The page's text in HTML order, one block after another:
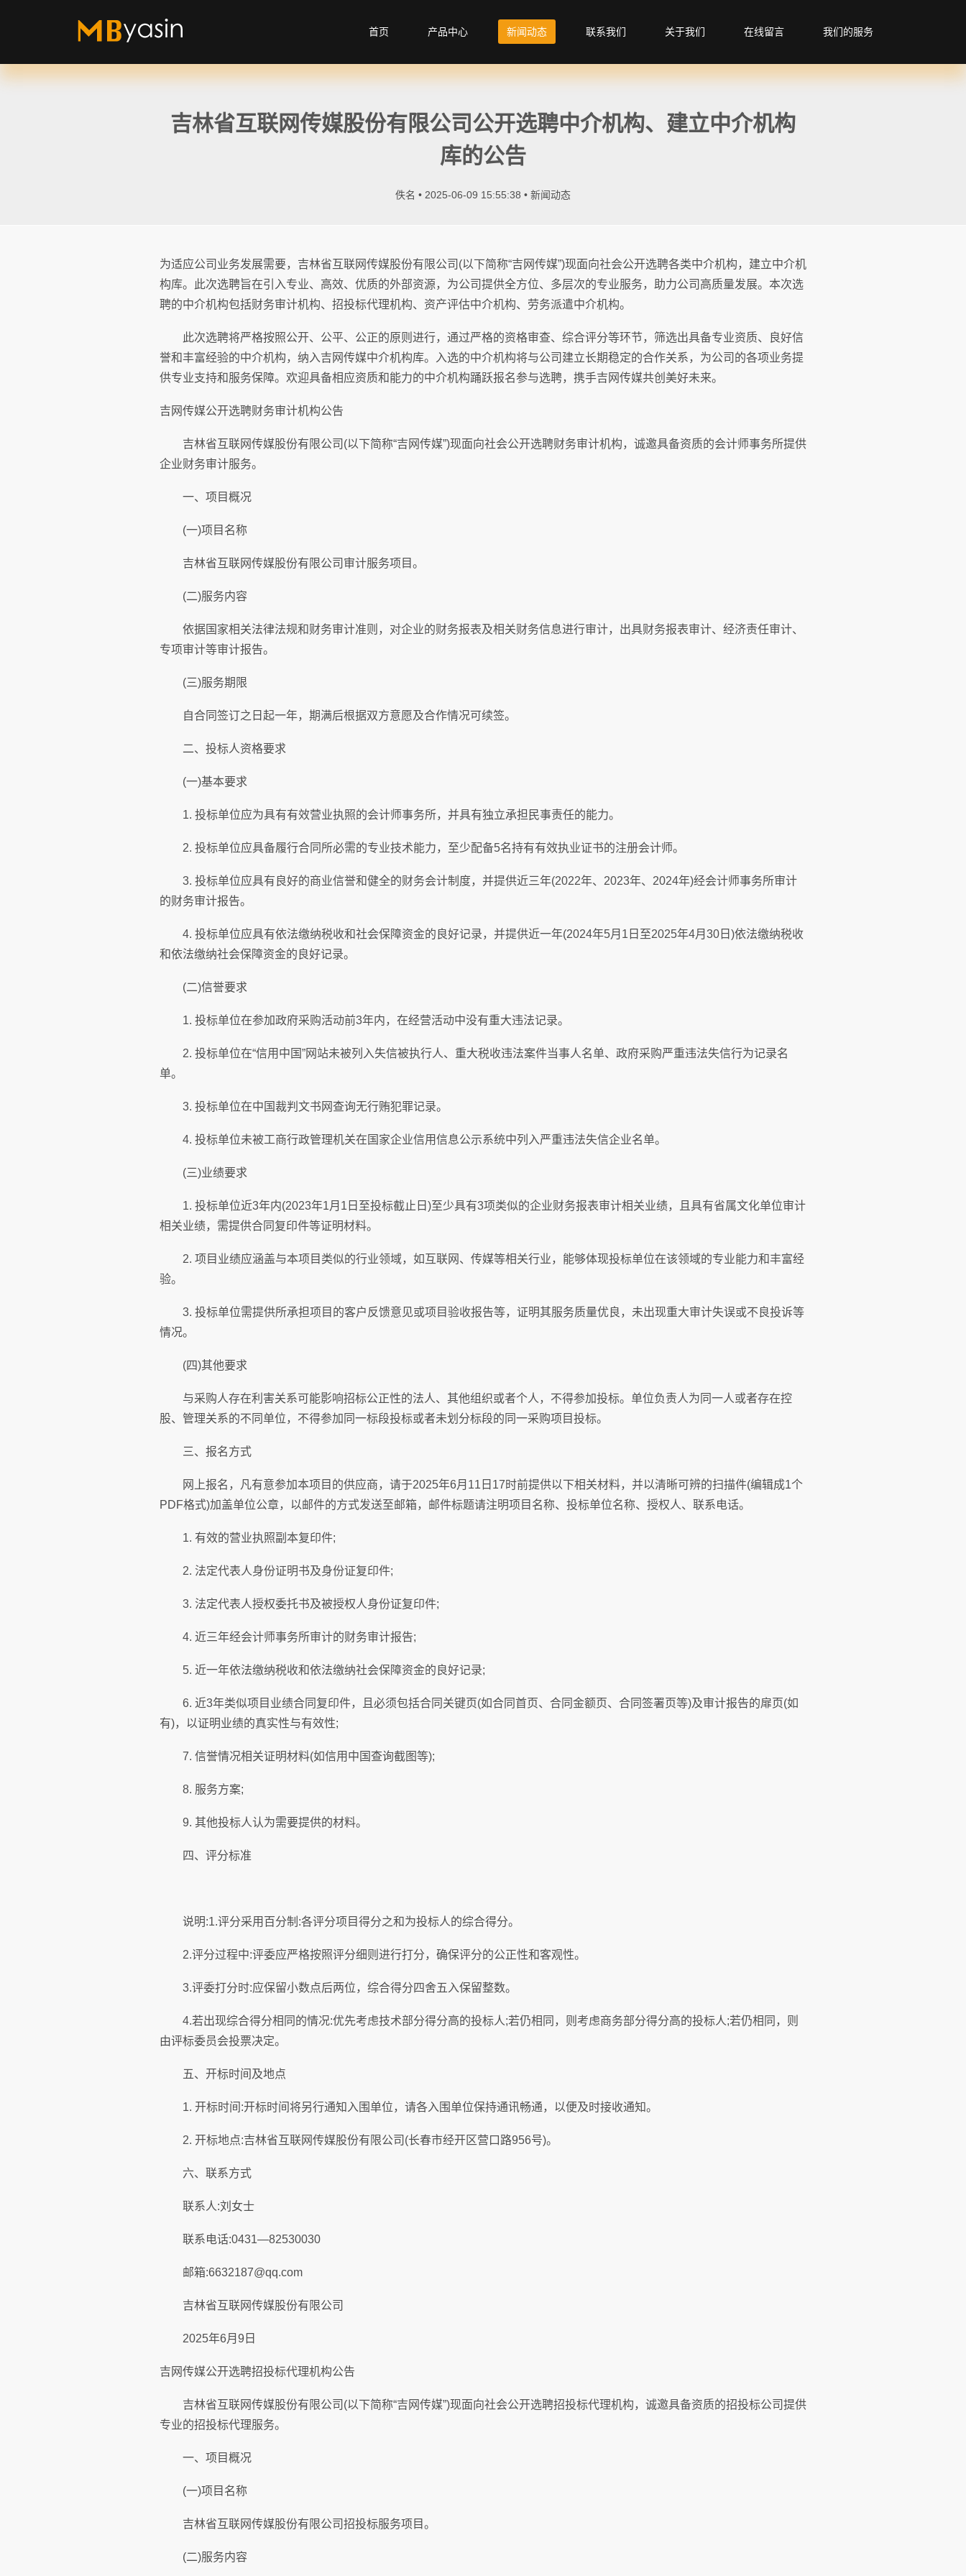
首页 产品中心 新闻动态 联系我们 关于我们 在线留言 我们的服务
吉林省互联网传媒股份有限公司公开选聘中介机构、建立中介机构
库的公告
佚名 • 2025-06-09 15:55:38 • 新闻动态
为适应公司业务发展需要，吉林省互联网传媒股份有限公司(以下简称“吉网传媒”)现面向社会公开选聘各类中介机构，建立中介机
构库。此次选聘旨在引入专业、高效、优质的外部资源，为公司提供全方位、多层次的专业服务，助力公司高质量发展。本次选
聘的中介机构包括财务审计机构、招投标代理机构、资产评估中介机构、劳务派遣中介机构。
此次选聘将严格按照公开、公平、公正的原则进行，通过严格的资格审查、综合评分等环节，筛选出具备专业资质、良好信
誉和丰富经验的中介机构，纳入吉网传媒中介机构库。入选的中介机构将与公司建立长期稳定的合作关系，为公司的各项业务提
供专业支持和服务保障。欢迎具备相应资质和能力的中介机构踊跃报名参与选聘，携手吉网传媒共创美好未来。
吉网传媒公开选聘财务审计机构公告
吉林省互联网传媒股份有限公司(以下简称“吉网传媒”)现面向社会公开选聘财务审计机构，诚邀具备资质的会计师事务所提供
企业财务审计服务。
一、项目概况
(一)项目名称
吉林省互联网传媒股份有限公司审计服务项目。
(二)服务内容
依据国家相关法律法规和财务审计准则，对企业的财务报表及相关财务信息进行审计，出具财务报表审计、经济责任审计、
专项审计等审计报告。
(三)服务期限
自合同签订之日起一年，期满后根据双方意愿及合作情况可续签。
二、投标人资格要求
(一)基本要求
1. 投标单位应为具有有效营业执照的会计师事务所，并具有独立承担民事责任的能力。
2. 投标单位应具备履行合同所必需的专业技术能力，至少配备5名持有有效执业证书的注册会计师。
3. 投标单位应具有良好的商业信誉和健全的财务会计制度，并提供近三年(2022年、2023年、2024年)经会计师事务所审计
的财务审计报告。
4. 投标单位应具有依法缴纳税收和社会保障资金的良好记录，并提供近一年(2024年5月1日至2025年4月30日)依法缴纳税收
和依法缴纳社会保障资金的良好记录。
(二)信誉要求
1. 投标单位在参加政府采购活动前3年内，在经营活动中没有重大违法记录。
2. 投标单位在“信用中国”网站未被列入失信被执行人、重大税收违法案件当事人名单、政府采购严重违法失信行为记录名
单。
3. 投标单位在中国裁判文书网查询无行贿犯罪记录。
4. 投标单位未被工商行政管理机关在国家企业信用信息公示系统中列入严重违法失信企业名单。
(三)业绩要求
1. 投标单位近3年内(2023年1月1日至投标截止日)至少具有3项类似的企业财务报表审计相关业绩，且具有省属文化单位审计
相关业绩，需提供合同复印件等证明材料。
2. 项目业绩应涵盖与本项目类似的行业领域，如互联网、传媒等相关行业，能够体现投标单位在该领域的专业能力和丰富经
验。
3. 投标单位需提供所承担项目的客户反馈意见或项目验收报告等，证明其服务质量优良，未出现重大审计失误或不良投诉等
情况。
(四)其他要求
与采购人存在利害关系可能影响招标公正性的法人、其他组织或者个人，不得参加投标。单位负责人为同一人或者存在控
股、管理关系的不同单位，不得参加同一标段投标或者未划分标段的同一采购项目投标。
三、报名方式
网上报名，凡有意参加本项目的供应商，请于2025年6月11日17时前提供以下相关材料，并以清晰可辨的扫描件(编辑成1个
PDF格式)加盖单位公章，以邮件的方式发送至邮箱，邮件标题请注明项目名称、投标单位名称、授权人、联系电话。
1. 有效的营业执照副本复印件;
2. 法定代表人身份证明书及身份证复印件;
3. 法定代表人授权委托书及被授权人身份证复印件;
4. 近三年经会计师事务所审计的财务审计报告;
5. 近一年依法缴纳税收和依法缴纳社会保障资金的良好记录;
6. 近3年类似项目业绩合同复印件，且必须包括合同关键页(如合同首页、合同金额页、合同签署页等)及审计报告的扉页(如
有)，以证明业绩的真实性与有效性;
7. 信誉情况相关证明材料(如信用中国查询截图等);
8. 服务方案;
9. 其他投标人认为需要提供的材料。
四、评分标准
说明:1.评分采用百分制:各评分项目得分之和为投标人的综合得分。
2.评分过程中:评委应严格按照评分细则进行打分，确保评分的公正性和客观性。
3.评委打分时:应保留小数点后两位，综合得分四舍五入保留整数。
4.若出现综合得分相同的情况:优先考虑技术部分得分高的投标人;若仍相同，则考虑商务部分得分高的投标人;若仍相同，则
由评标委员会投票决定。
五、开标时间及地点
1. 开标时间:开标时间将另行通知入围单位，请各入围单位保持通讯畅通，以便及时接收通知。
2. 开标地点:吉林省互联网传媒股份有限公司(长春市经开区营口路956号)。
六、联系方式
联系人:刘女士
联系电话:0431—82530030
邮箱:6632187@qq.com
吉林省互联网传媒股份有限公司
2025年6月9日
吉网传媒公开选聘招投标代理机构公告
吉林省互联网传媒股份有限公司(以下简称“吉网传媒”)现面向社会公开选聘招投标代理机构，诚邀具备资质的招投标公司提供
专业的招投标代理服务。
一、项目概况
(一)项目名称
吉林省互联网传媒股份有限公司招投标服务项目。
(二)服务内容